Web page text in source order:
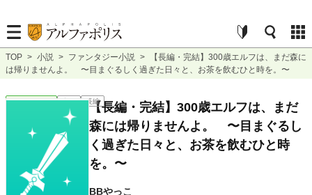
TOP > 小説 > ファンタジー小説 >
【長編・完結】300歳エルフは、まだ森に
は帰りませんよ。 〜目まぐるしく過ぎた日々と、お茶を飲むひと時を。〜
ファンタジー 完結 長編
【長編・完結】300歳エルフは、まだ
森には帰りませんよ。 〜目まぐるし
く過ぎた日々と、お茶を飲むひと時
を。〜
BBやっこ